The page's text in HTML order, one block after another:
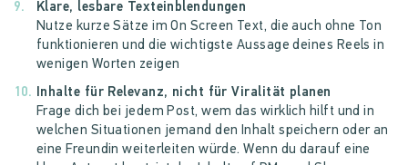
Klare, lesbare Texteinblendungen
Nutze kurze Sätze im On Screen Text, die auch ohne Ton
funktionieren und die wichtigste Aussage deines Reels in
wenigen Worten zeigen
Inhalte für Relevanz, nicht für Viralität planen
Frage dich bei jedem Post, wem das wirklich hilft und in
welchen Situationen jemand den Inhalt speichern oder an
eine Freundin weiterleiten würde. Wenn du darauf eine